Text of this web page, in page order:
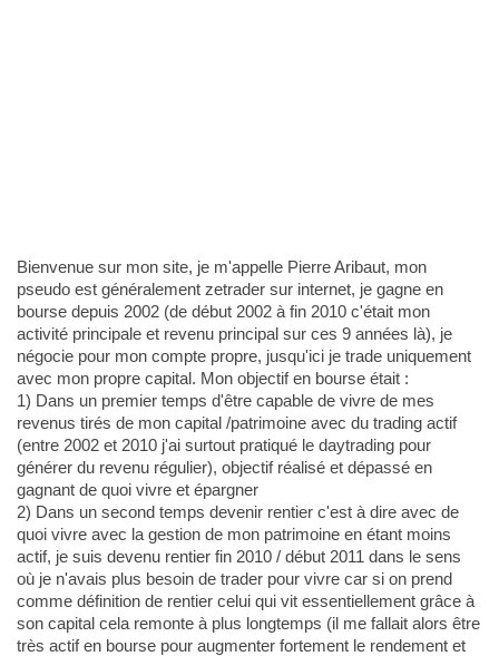
Bienvenue sur mon site, je m'appelle Pierre Aribaut, mon
pseudo est généralement zetrader sur internet, je gagne en
bourse depuis 2002 (de début 2002 à fin 2010 c'était mon
activité principale et revenu principal sur ces 9 années là), je
négocie pour mon compte propre, jusqu'ici je trade uniquement
avec mon propre capital. Mon objectif en bourse était :
1) Dans un premier temps d'être capable de vivre de mes
revenus tirés de mon capital /patrimoine avec du trading actif
(entre 2002 et 2010 j'ai surtout pratiqué le daytrading pour
générer du revenu régulier), objectif réalisé et dépassé en
gagnant de quoi vivre et épargner
2) Dans un second temps devenir rentier c'est à dire avec de
quoi vivre avec la gestion de mon patrimoine en étant moins
actif, je suis devenu rentier fin 2010 / début 2011 dans le sens
où je n'avais plus besoin de trader pour vivre car si on prend
comme définition de rentier celui qui vit essentiellement grâce à
son capital cela remonte à plus longtemps (il me fallait alors être
très actif en bourse pour augmenter fortement le rendement et